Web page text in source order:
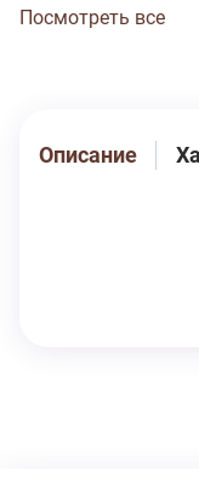
долговечности
Посмотреть все
Описание